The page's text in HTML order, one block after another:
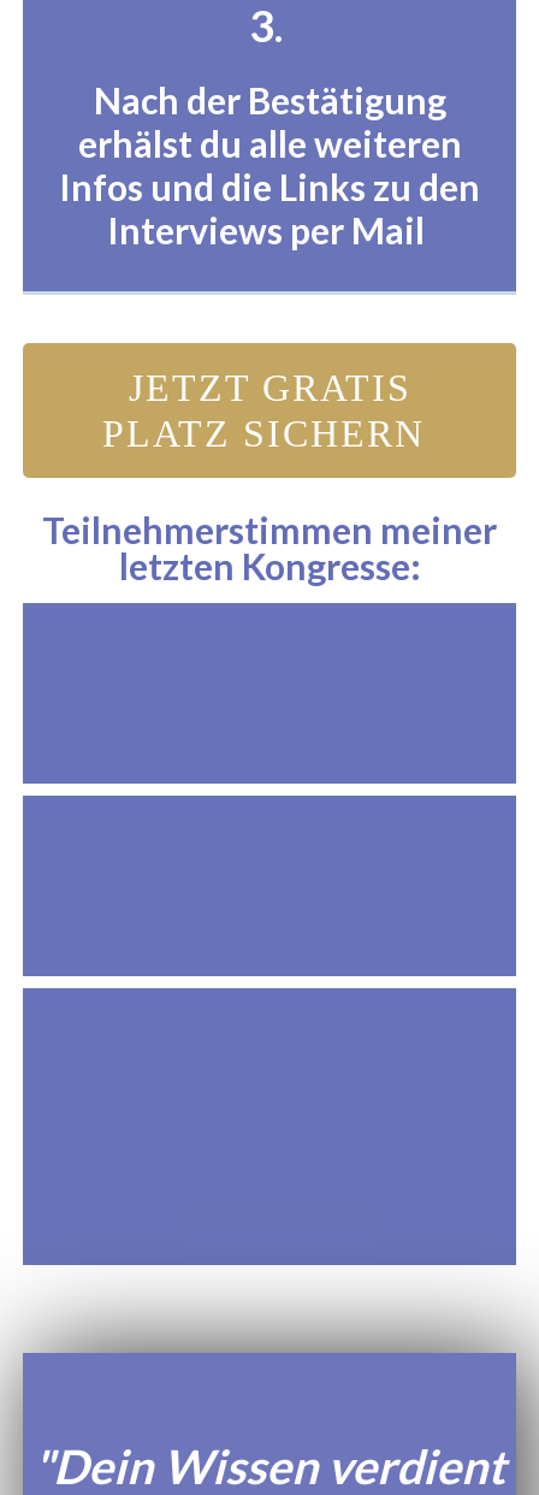
3.
Nach der Bestätigung
erhälst du alle weiteren
Infos und die Links zu den
Interviews per Mail
JETZT GRATIS
PLATZ SICHERN
Teilnehmerstimmen meiner
letzten Kongresse:
"Dein Wissen verdient